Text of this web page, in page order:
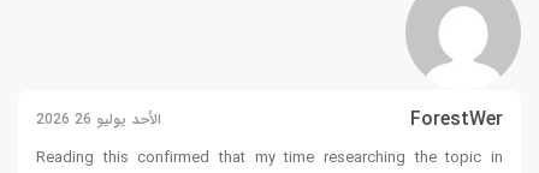
ForestWer الأحد يوليو 26 2026
Reading this confirmed that my time researching the topic in